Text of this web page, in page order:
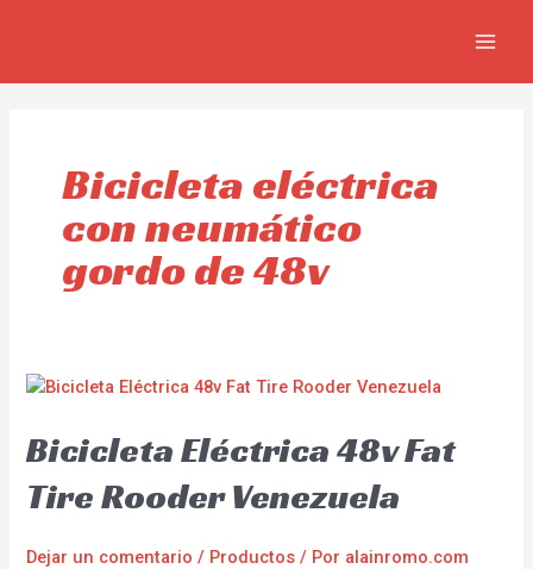
Bicicleta eléctrica
con neumático
gordo de 48v
Bicicleta Eléctrica 48v Fat
Tire Rooder Venezuela
Dejar un comentario / Productos / Por alainromo.com